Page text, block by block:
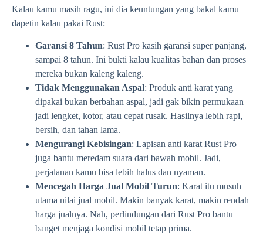
Kalau kamu masih ragu, ini dia keuntungan yang bakal kamu
dapetin kalau pakai Rust:
Garansi 8 Tahun: Rust Pro kasih garansi super panjang,
sampai 8 tahun. Ini bukti kalau kualitas bahan dan proses
mereka bukan kaleng kaleng.
Tidak Menggunakan Aspal: Produk anti karat yang
dipakai bukan berbahan aspal, jadi gak bikin permukaan
jadi lengket, kotor, atau cepat rusak. Hasilnya lebih rapi,
bersih, dan tahan lama.
Mengurangi Kebisingan: Lapisan anti karat Rust Pro
juga bantu meredam suara dari bawah mobil. Jadi,
perjalanan kamu bisa lebih halus dan nyaman.
Mencegah Harga Jual Mobil Turun: Karat itu musuh
utama nilai jual mobil. Makin banyak karat, makin rendah
harga jualnya. Nah, perlindungan dari Rust Pro bantu
banget menjaga kondisi mobil tetap prima.